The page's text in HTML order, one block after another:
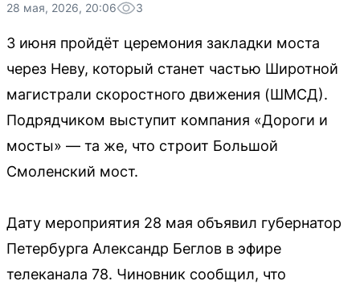
28 мая, 2026, 20:06 3
3 июня пройдёт церемония закладки моста
через Неву, который станет частью Широтной
магистрали скоростного движения (ШМСД).
Подрядчиком выступит компания «Дороги и
мосты» — та же, что строит Большой
Смоленский мост.
Дату мероприятия 28 мая объявил губернатор
Петербурга Александр Беглов в эфире
телеканала 78. Чиновник сообщил, что